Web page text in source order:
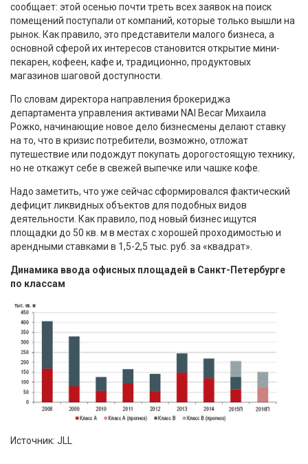
сообщает: этой осенью почти треть всех заявок на поиск
помещений поступали от компаний, которые только вышли на
рынок. Как правило, это представители малого бизнеса, а
основной сферой их интересов становится открытие мини-
пекарен, кофеен, кафе и, традиционно, продуктовых
магазинов шаговой доступности.
По словам директора направления брокериджа
департамента управления активами NAI Becar Михаила
Рожко, начинающие новое дело бизнесмены делают ставку
на то, что в кризис потребители, возможно, отложат
путешествие или подождут покупать дорогостоящую технику,
но не откажут себе в свежей выпечке или чашке кофе.
Надо заметить, что уже сейчас сформировался фактический
дефицит ликвидных объектов для подобных видов
деятельности. Как правило, под новый бизнес ищутся
площадки до 50 кв. м в местах с хорошей проходимостью и
арендными ставками в 1,5-2,5 тыс. руб. за «квадрат».
Динамика ввода офисных площадей в Санкт-Петербурге
по классам
Источник: JLL